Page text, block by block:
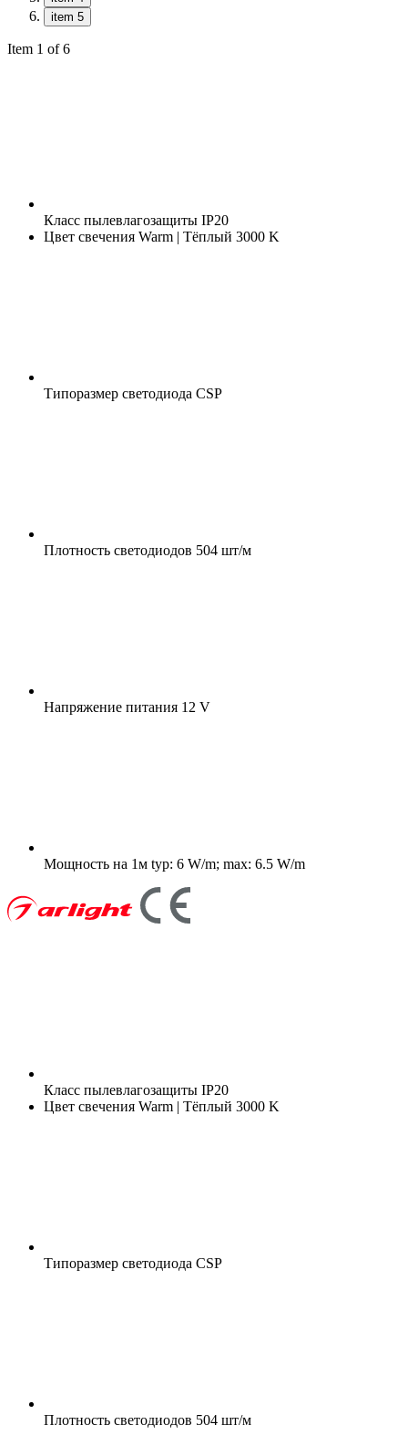
item 5
Item 1 of 6
Класс пылевлагозащиты IP20
Цвет свечения Warm | Тёплый 3000 K
Типоразмер светодиода CSP
Плотность светодиодов 504 шт/м
Напряжение питания 12 V
Мощность на 1м typ: 6 W/m; max: 6.5 W/m
Класс пылевлагозащиты IP20
Цвет свечения Warm | Тёплый 3000 K
Типоразмер светодиода CSP
Плотность светодиодов 504 шт/м